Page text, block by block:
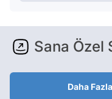
Sana Özel
Daha